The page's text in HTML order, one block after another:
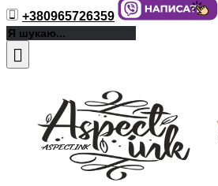
+380965726359